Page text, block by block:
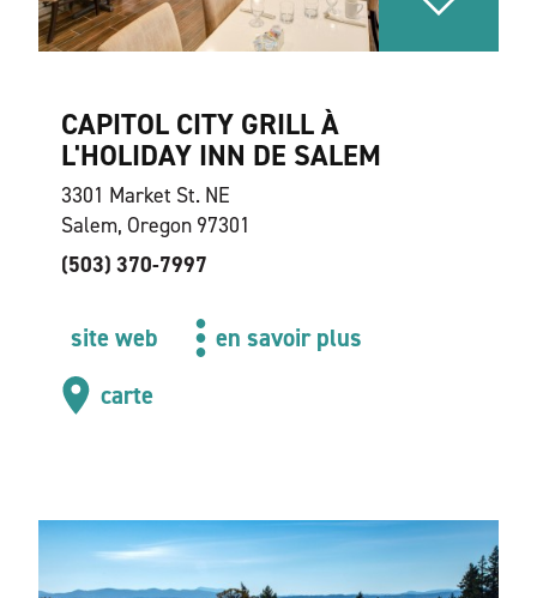
CAPITOL CITY GRILL À
L'HOLIDAY INN DE SALEM
3301 Market St. NE
Salem, Oregon 97301
(503) 370-7997
site web
en savoir plus
carte